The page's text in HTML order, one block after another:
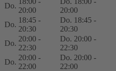
Do.
20:00
20:00
Do.
18:45 -
20:30
Do. 18:45 -
20:30
Do.
20:00 -
22:30
Do. 20:00 -
22:30
Do.
20:00 -
22:00
Do. 20:00 -
22:00